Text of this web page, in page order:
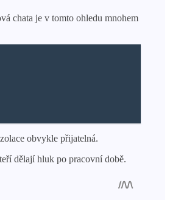
chata je v tomto ohledu mnohem
obvykle přijatelná.
dělají hluk po pracovní době.